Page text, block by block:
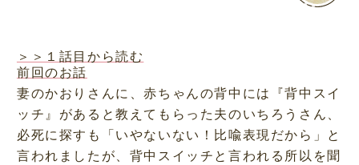
＞＞１話目から読む
前回のお話
妻のかおりさんに、赤ちゃんの背中には『背中スイ
ッチ』があると教えてもらった夫のいちろうさん、
必死に探すも「いやないない！比喩表現だから」と
言われましたが、背中スイッチと言われる所以を聞